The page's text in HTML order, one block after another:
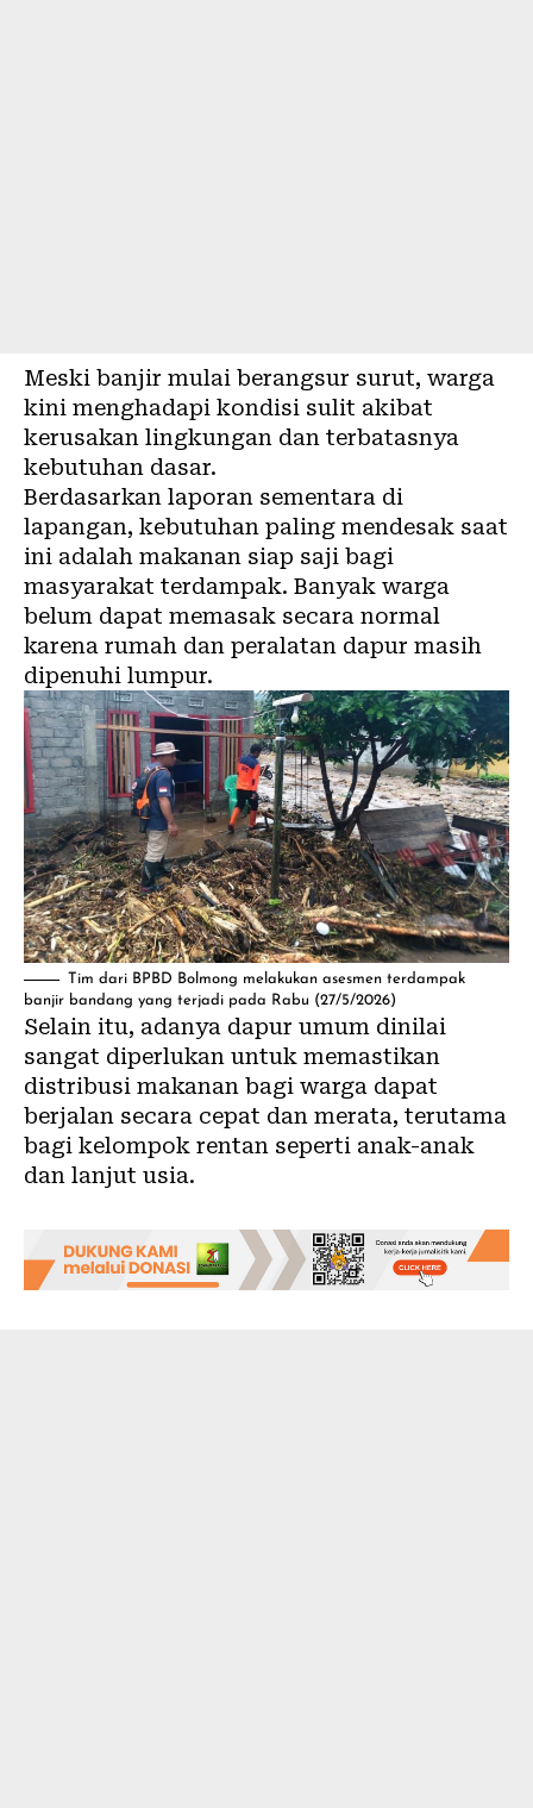
Meski banjir mulai berangsur surut, warga
kini menghadapi kondisi sulit akibat
kerusakan lingkungan dan terbatasnya
kebutuhan dasar.
Berdasarkan laporan sementara di
lapangan, kebutuhan paling mendesak saat
ini adalah makanan siap saji bagi
masyarakat terdampak. Banyak warga
belum dapat memasak secara normal
karena rumah dan peralatan dapur masih
dipenuhi lumpur.
Tim dari BPBD Bolmong melakukan asesmen terdampak
banjir bandang yang terjadi pada Rabu (27/5/2026)
Selain itu, adanya dapur umum dinilai
sangat diperlukan untuk memastikan
distribusi makanan bagi warga dapat
berjalan secara cepat dan merata, terutama
bagi kelompok rentan seperti anak-anak
dan lanjut usia.